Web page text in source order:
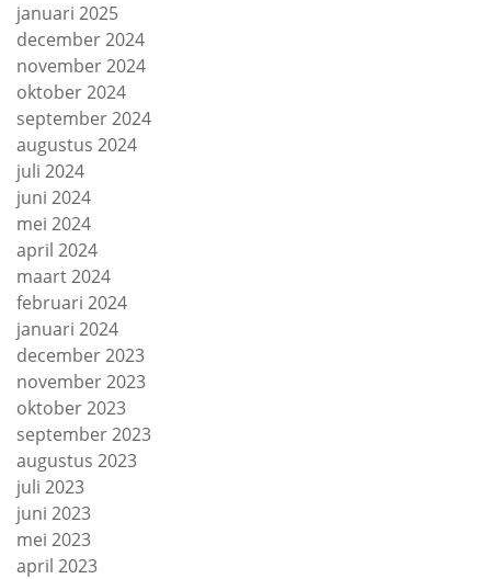
januari 2025
december 2024
november 2024
oktober 2024
september 2024
augustus 2024
juli 2024
juni 2024
mei 2024
april 2024
maart 2024
februari 2024
januari 2024
december 2023
november 2023
oktober 2023
september 2023
augustus 2023
juli 2023
juni 2023
mei 2023
april 2023